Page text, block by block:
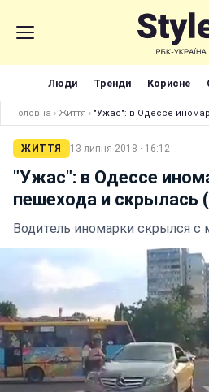
Люди Тренди Корисне
Головна › Життя › "Ужас": в Одессе
ЖИТТЯ 13 липня 2018 · 16:12
"Ужас": в Одессе
пешехода и скрылась
Водитель иномарки скрылся с